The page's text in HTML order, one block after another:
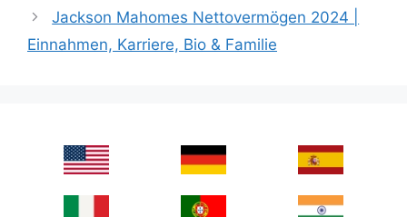
Jackson Mahomes Nettovermögen 2024 |
Einnahmen, Karriere, Bio & Familie